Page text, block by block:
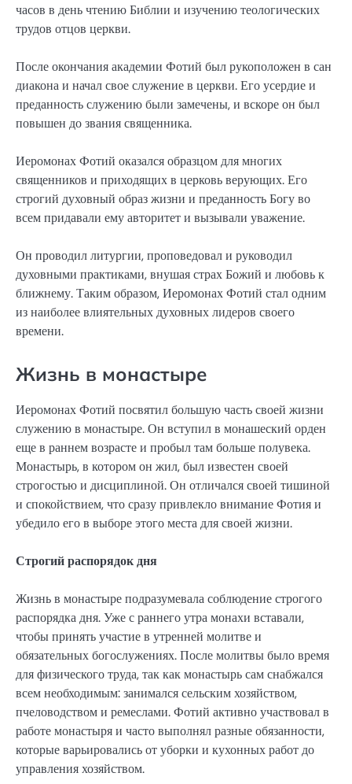
часов в день чтению Библии и изучению теологических
трудов отцов церкви.
После окончания академии Фотий был рукоположен в сан
диакона и начал свое служение в церкви. Его усердие и
преданность служению были замечены, и вскоре он был
повышен до звания священника.
Иеромонах Фотий оказался образцом для многих
священников и приходящих в церковь верующих. Его
строгий духовный образ жизни и преданность Богу во
всем придавали ему авторитет и вызывали уважение.
Он проводил литургии, проповедовал и руководил
духовными практиками, внушая страх Божий и любовь к
ближнему. Таким образом, Иеромонах Фотий стал одним
из наиболее влиятельных духовных лидеров своего
времени.
Жизнь в монастыре
Иеромонах Фотий посвятил большую часть своей жизни
служению в монастыре. Он вступил в монашеский орден
еще в раннем возрасте и пробыл там больше полувека.
Монастырь, в котором он жил, был известен своей
строгостью и дисциплиной. Он отличался своей тишиной
и спокойствием, что сразу привлекло внимание Фотия и
убедило его в выборе этого места для своей жизни.
Строгий распорядок дня
Жизнь в монастыре подразумевала соблюдение строгого
распорядка дня. Уже с раннего утра монахи вставали,
чтобы принять участие в утренней молитве и
обязательных богослужениях. После молитвы было время
для физического труда, так как монастырь сам снабжался
всем необходимым: занимался сельским хозяйством,
пчеловодством и ремеслами. Фотий активно участвовал в
работе монастыря и часто выполнял разные обязанности,
которые варьировались от уборки и кухонных работ до
управления хозяйством.